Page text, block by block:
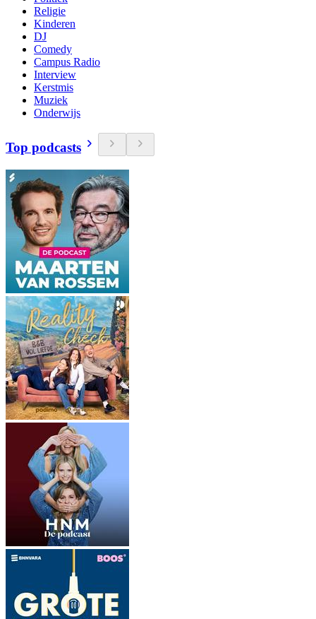
Religie
Kinderen
DJ
Comedy
Campus Radio
Interview
Kerstmis
Muziek
Onderwijs
Top podcasts